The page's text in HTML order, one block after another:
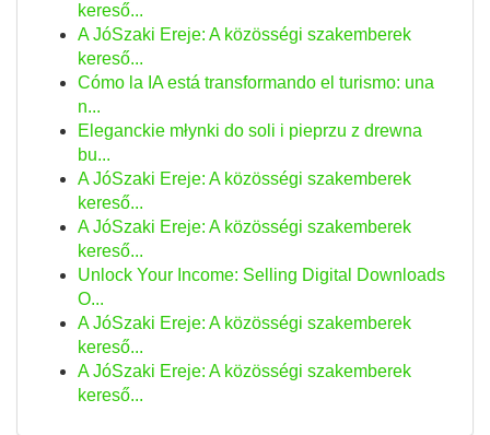
kereső...
A JóSzaki Ereje: A közösségi szakemberek
kereső...
Cómo la IA está transformando el turismo: una
n...
Eleganckie młynki do soli i pieprzu z drewna
bu...
A JóSzaki Ereje: A közösségi szakemberek
kereső...
A JóSzaki Ereje: A közösségi szakemberek
kereső...
Unlock Your Income: Selling Digital Downloads
O...
A JóSzaki Ereje: A közösségi szakemberek
kereső...
A JóSzaki Ereje: A közösségi szakemberek
kereső...